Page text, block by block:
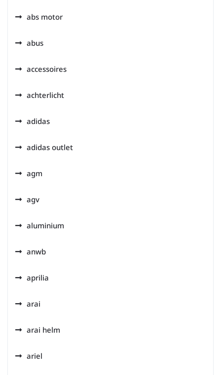
abs motor
abus
accessoires
achterlicht
adidas
adidas outlet
agm
agv
aluminium
anwb
aprilia
arai
arai helm
ariel